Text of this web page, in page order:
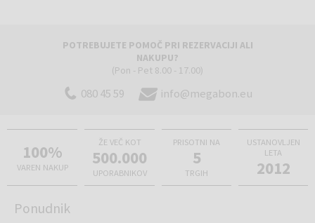
POTREBUJETE POMOČ PRI REZERVACIJI ALI
NAKUPU?
(Pon - Pet 8.00 - 17.00)
080 45 59 info@megabon.eu
100%
VAREN NAKUP
ŽE VEČ KOT
500.000
UPORABNIKOV
PRISOTNI NA
5
TRGIH
USTANOVLJEN
LETA
2012
Ponudnik